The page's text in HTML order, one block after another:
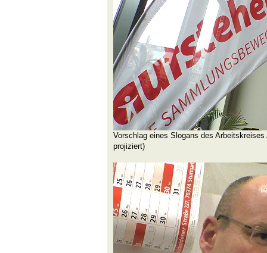
Vorschlag eines Slogans des
projiziert)